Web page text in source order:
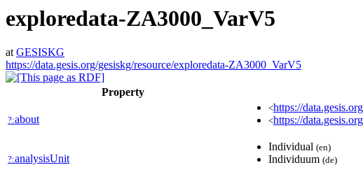
exploredata-ZA3000_VarV5
atGESISKG
https://data.gesis.org/gesiskg/resource/exploredata-ZA3000_VarV5
Property
?:about
<https://
<https://
?:analysisUnit
Individual (en)
Individuum (de)